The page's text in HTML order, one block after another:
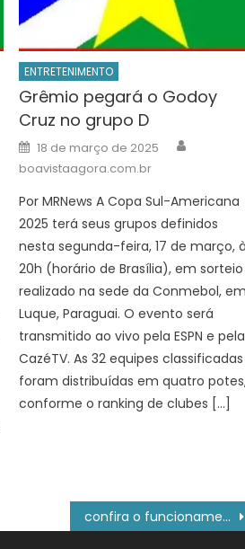
ENTRETENIMENTO
Grêmio pegará o Godoy
Cruz no grupo D
Posted
on
18 de março de 2025
boavistaagora.com.br
Por MRNews A Copa Sul-Americana
2025 terá seus grupos definidos
nesta segunda-feira, 17 de março,
20h (horário de Brasília), em sorteio
realizado na sede da Conmebol,
Luque, Paraguai. O evento será
transmitido ao vivo pela ESPN e pela
CazéTV. As 32 equipes classificadas
foram distribuídas em quatro
conforme o ranking de clubes […]
confira o funcionamento dos serviços estaduais